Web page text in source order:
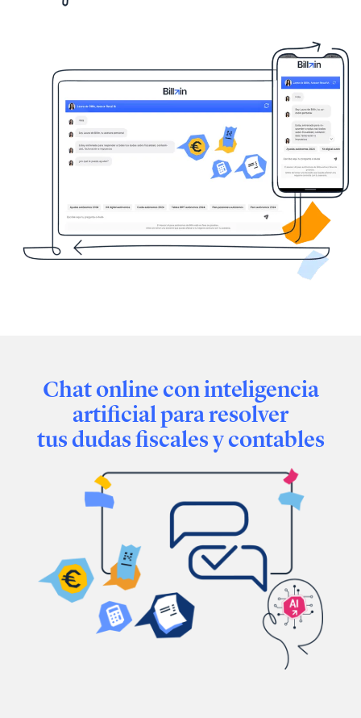
Chat online con inteligencia
artificial para resolver
tus dudas fiscales y contables